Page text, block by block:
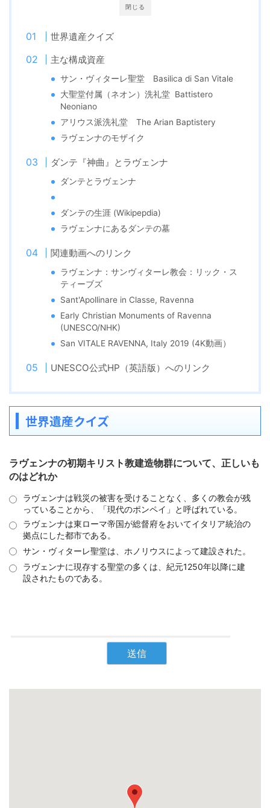
閉じる
世界遺産クイズ
主な構成資産
サン・ヴィターレ聖堂 Basilica di San Vitale
大聖堂付属（ネオン）洗礼堂 Battistero
Neoniano
アリウス派洗礼堂 The Arian Baptistery
ラヴェンナのモザイク
ダンテ『神曲』とラヴェンナ
ダンテとラヴェンナ
ダンテの生涯 (Wikipepdia)
ラヴェンナにあるダンテの墓
関連動画へのリンク
ラヴェンナ：サンヴィターレ教会：リック・ス
ティーブズ
Sant'Apollinare in Classe, Ravenna
Early Christian Monuments of Ravenna
(UNESCO/NHK)
San VITALE RAVENNA, Italy 2019 (4K動画）
UNESCO公式HP（英語版）へのリンク
世界遺産クイズ
ラヴェンナの初期キリスト教建造物群について、正しいも
のはどれか
ラヴェンナは戦災の被害を受けることなく、多くの教会が残
っていることから、「現代のポンペイ」と呼ばれている。
ラヴェンナは東ローマ帝国が総督府をおいてイタリア統治の
拠点にした都市である。
サン・ヴィターレ聖堂は、ホノリウスによって建設された。
ラヴェンナに現存する聖堂の多くは、紀元1250年以降に建
設されたものである。